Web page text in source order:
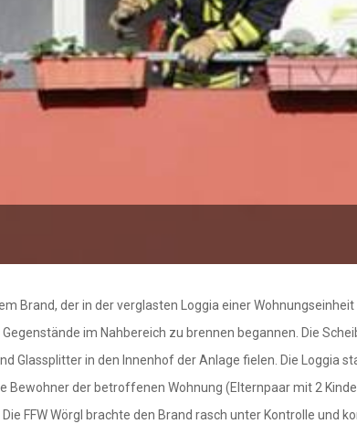
Brand, der in der verglasten Loggia einer
im Nahbereich zu brennen begannen. Die
Glassplitter in den Innenhof der Anlage fielen. Die Loggia
Bewohner der betroffenen Wohnung (Elternpaar mit 2
FFW Wörgl brachte den Brand rasch unter Kontrolle und